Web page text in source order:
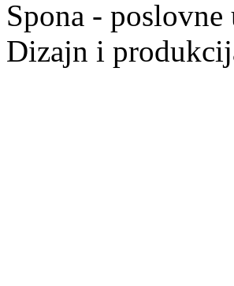
Spona -
Dizajn i